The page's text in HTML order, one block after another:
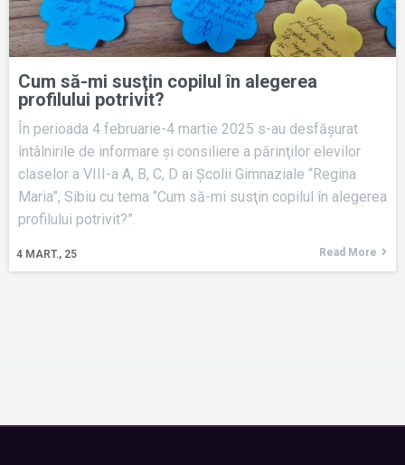
Cum să-mi susţin copilul în alegerea
profilului potrivit?
4 MART., 25
În perioada 4 februarie-4 martie 2025 s-au desfăşurat
întâlnirile de informare şi consiliere a părinţilor elevilor
claselor a VIII-a A, B, C, D ai Şcolii Gimnaziale “Regina
Maria”, Sibiu cu tema “Cum să-mi susţin copilul în alegerea
profilului potrivit?”.
Read More